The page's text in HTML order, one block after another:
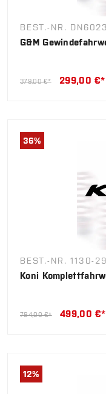
BEST.-NR.
G&M
379,00 €* 299,00 €*
36%
BEST.-NR. 1130-
Koni
784,00 €* 499,00 €*
12%